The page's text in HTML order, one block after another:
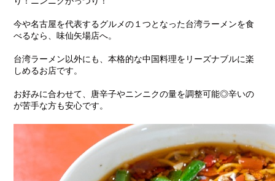
今や名古屋を代表するグルメの１つとなった台湾ラーメンを食
べるなら、味仙矢場店へ。
台湾ラーメン以外にも、本格的な中国料理をリーズナブルに楽
しめるお店です。
お好みに合わせて、唐辛子やニンニクの量を調整可能◎辛いの
が苦手な方も安心です。